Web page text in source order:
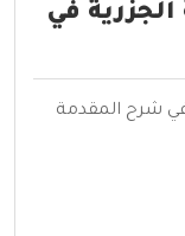
في
شرح المقدمة